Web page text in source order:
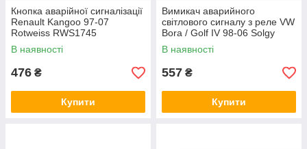
Кнопка аварійної сигналізації
Renault Kangoo 97-07
Rotweiss RWS1745
В наявності
476 ₴
Купити
Вимикач аварийного
світлового сигналу з реле VW
Bora / Golf IV 98-06 Solgy
401032
В наявності
557 ₴
Купити